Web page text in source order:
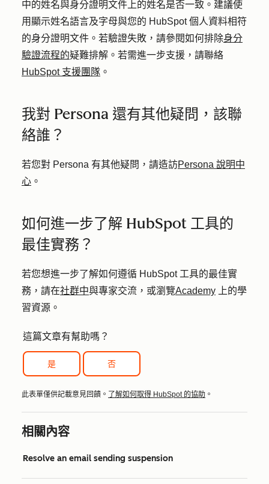
中的姓名與身分證明文件上的姓名是否一致。建議使
用顯示姓名語言及字母與您的 HubSpot 個人資料相符
的身分證明文件。若驗證失敗，請參閱如何排除身分
驗證流程的疑難排解。若需進一步支援，請聯絡
HubSpot 支援團隊 。
我對 Persona 還有其他疑問，該聯
絡誰？
若您對 Persona 有其他疑問，請造訪Persona 說明中
心 。
如何進一步了解 HubSpot 工具的
最佳實務？
若您想進一步了解如何遵循 HubSpot 工具的最佳實
務，請在社群中與專家交流，或瀏覽Academy 上的學
習資源。
這篇文章有幫助嗎？
是 否
此表單僅供記載意見回饋。 了解如何取得 HubSpot 的協助 。
相關內容
Resolve an email sending suspension